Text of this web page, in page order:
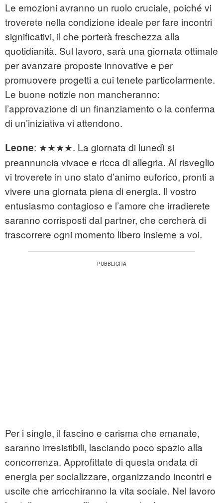
Le emozioni avranno un ruolo cruciale, poiché vi
troverete nella condizione ideale per fare incontri
significativi, il che porterà freschezza alla
quotidianità. Sul lavoro, sarà una giornata ottimale
per avanzare proposte innovative e per
promuovere progetti a cui tenete particolarmente.
Le buone notizie non mancheranno:
l’approvazione di un finanziamento o la conferma
di un’iniziativa vi attendono.
Leone: ★★★★. La giornata di lunedì si
preannuncia vivace e ricca di allegria. Al risveglio
vi troverete in uno stato d’animo euforico, pronti a
vivere una giornata piena di energia. Il vostro
entusiasmo contagioso e l’amore che irradierete
saranno corrisposti dal partner, che cercherà di
trascorrere ogni momento libero insieme a voi.
Per i single, il fascino e carisma che emanate,
saranno irresistibili, lasciando poco spazio alla
concorrenza. Approfittate di questa ondata di
energia per socializzare, organizzando incontri e
uscite che arricchiranno la vita sociale. Nel lavoro